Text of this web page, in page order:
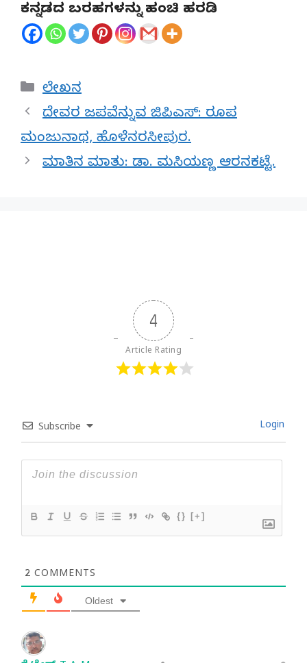
ಕನ್ನಡದ ಬರಹಗಳನ್ನು ಹಂಚಿ ಹರಡಿ
Categories
ಲೇಖನ
ದೇವರ ಜಪವೆನ್ನುವ ಜಿಪಿಎಸ್: ರೂಪ
ಮಂಜುನಾಥ, ಹೊಳೆನರಸೀಪುರ.
ಮಾತಿನ ಮಾತು: ಡಾ. ಮಸಿಯಣ್ಣ ಆರನಕಟ್ಟೆ.
4
Article Rating
Subscribe Login
{} [+]
2 COMMENTS
Oldest